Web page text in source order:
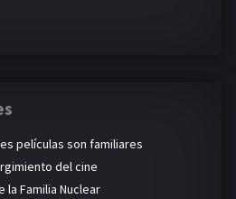
películas son familiares
del cine
la Familia Nuclear